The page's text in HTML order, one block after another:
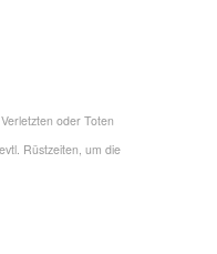
oder Toten
Rüstzeiten, um die